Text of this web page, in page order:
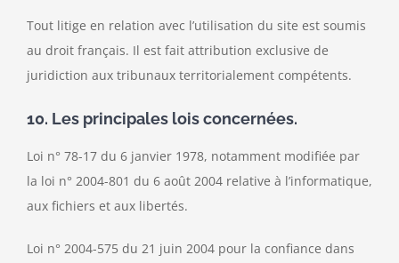
Tout litige en relation avec l’utilisation du site est soumis
au droit français. Il est fait attribution exclusive de
juridiction aux tribunaux territorialement compétents.
10. Les principales lois concernées.
Loi n° 78-17 du 6 janvier 1978, notamment modifiée par
la loi n° 2004-801 du 6 août 2004 relative à l’informatique,
aux fichiers et aux libertés.
Loi n° 2004-575 du 21 juin 2004 pour la confiance dans